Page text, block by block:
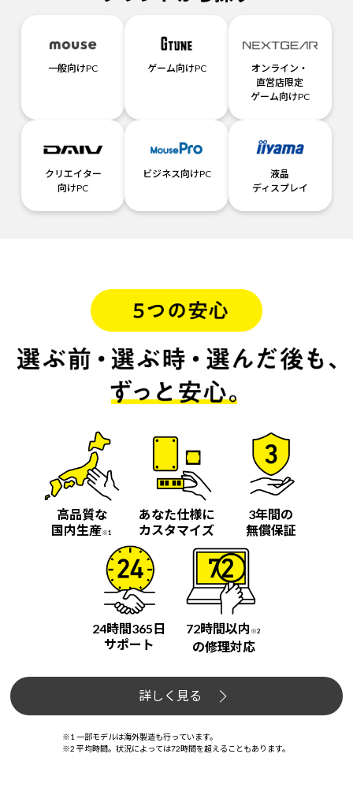
一般向けPC ゲーム向けPC
オンライン・
直営店限定
ゲーム向けPC
クリエイター
向けPC
ビジネス向けPC
液晶
ディスプレイ
高品質な
国内生産※1
あなた仕様に
カスタマイズ
3年間の
無償保証
24時間365日
サポート
72時間以内 ※2
の修理対応
詳しく見る
※1 一部モデルは海外製造も行っています。
※2 平均時間。状況によっては72時間を超えることもあります。